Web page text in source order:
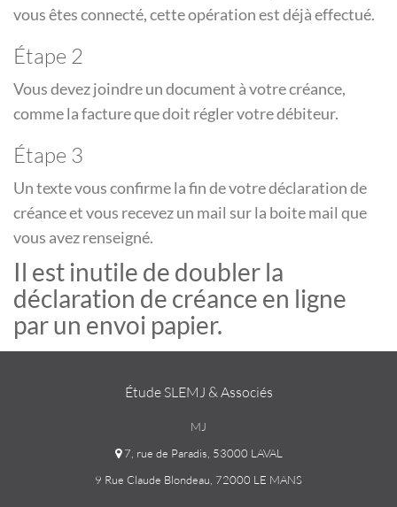
vous êtes connecté, cette opération est déjà effectué.
Étape 2
Vous devez joindre un document à votre créance,
comme la facture que doit régler votre débiteur.
Étape 3
Un texte vous confirme la fin de votre déclaration de
créance et vous recevez un mail sur la boite mail que
vous avez renseigné.
Il est inutile de doubler la
déclaration de créance en ligne
par un envoi papier.
Étude SLEMJ & Associés
MJ
7, rue de Paradis, 53000 LAVAL
9 Rue Claude Blondeau, 72000 LE MANS